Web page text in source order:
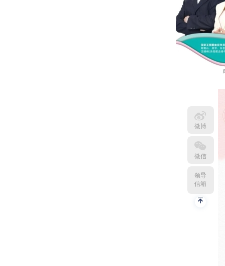
微博
微信
领导
信箱